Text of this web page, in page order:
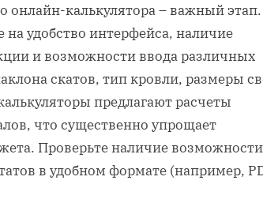
онлайн-калькулятора – важный этап.
на удобство интерфейса, наличие
и возможности ввода различных
скатов, тип кровли, размеры
предлагают расчеты
что существенно упрощает
Проверьте наличие возможности
в удобном формате (например,